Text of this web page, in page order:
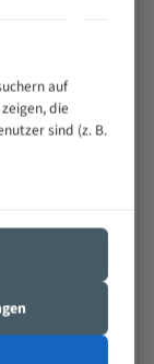
auf
die
sind (z. B.